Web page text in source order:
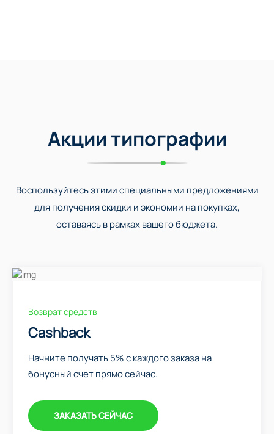
Акции типографии
Воспользуйтесь этими специальными предложениями
для получения скидки и экономии на покупках,
оставаясь в рамках вашего бюджета.
Возврат средств
Cashback
Начните получать 5% с каждого заказа на
бонусный счет прямо сейчас.
ЗАКАЗАТЬ СЕЙЧАС